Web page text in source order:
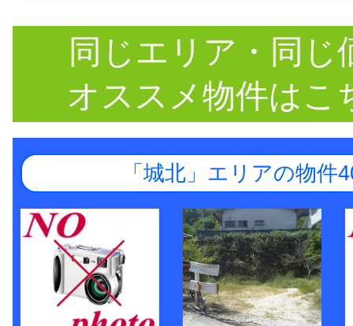
同じエリア・同じ
オススメ物件はこ
「城北」エリアの物件